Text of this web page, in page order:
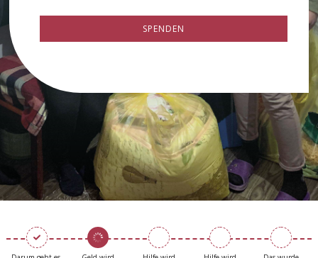
SPENDEN